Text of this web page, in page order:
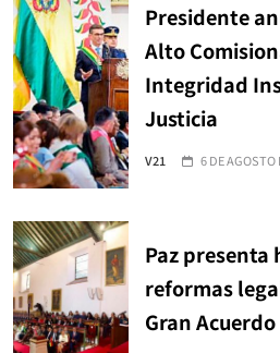
Presidente
Alto
Integridad
Justicia
V21 6 DE AGOSTO
Paz presenta
reformas
Gran